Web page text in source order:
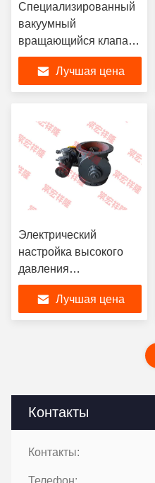
Контакты
Контакты:
Телефон:
Специализированный
вакуумный
вращающийся клапан
высокого давления
Лучшая цена
Электрический
настройка высокого
давления
вращающийся клапан
нержавеющей стали
диспенсер
Лучшая цена